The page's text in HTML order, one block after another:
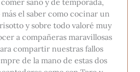
el saber como cocinar un
y sobre todo valoré muy
a compañeras maravillosas
compartir nuestras fallos
de la mano de estas dos